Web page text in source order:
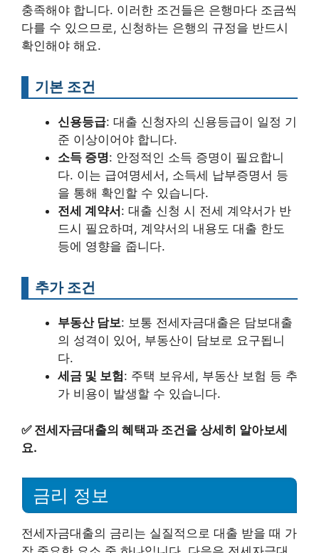
충족해야 합니다. 이러한 조건들은 은행마다 조금씩
다를 수 있으므로, 신청하는 은행의 규정을 반드시
확인해야 해요.
기본 조건
신용등급: 대출 신청자의 신용등급이 일정 기
준 이상이어야 합니다.
소득 증명: 안정적인 소득 증명이 필요합니
다. 이는 급여명세서, 소득세 납부증명서 등
을 통해 확인할 수 있습니다.
전세 계약서 : 대출 신청 시 전세 계약서가 반
드시 필요하며, 계약서의 내용도 대출 한도
등에 영향을 줍니다.
추가 조건
부동산 담보: 보통 전세자금대출은 담보대출
의 성격이 있어, 부동산이 담보로 요구됩니
다.
세금 및 보험: 주택 보유세, 부동산 보험 등 추
가 비용이 발생할 수 있습니다.
✅ 전세자금대출의 혜택과 조건을 상세히 알아보세
요.
금리 정보
전세자금대출의 금리는 실질적으로 대출 받을 때 가